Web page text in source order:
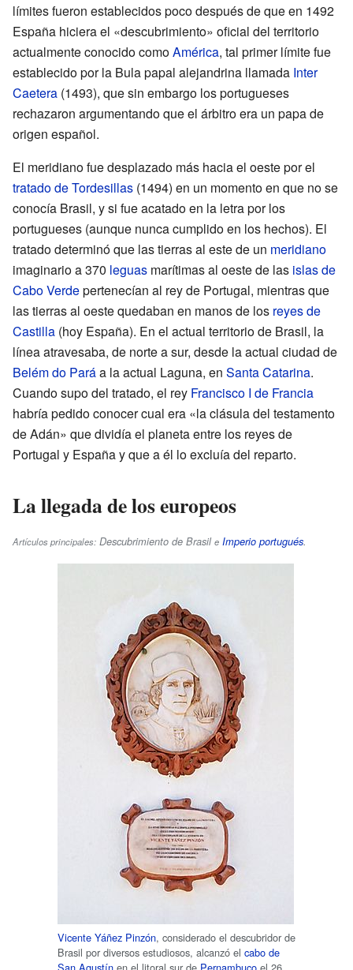
límites fueron establecidos poco después de que en 1492
España hiciera el «descubrimiento» oficial del territorio
actualmente conocido comoAmérica, tal primer límite fue
establecido por la Bula papal alejandrina llamada Inter
Caetera (1493), que sin embargo los portugueses
rechazaron argumentando que el árbitro era un papa de
origen español.
El meridiano fue desplazado más hacia el oeste por el
tratado de Tordesillas (1494) en un momento en que no se
conocía Brasil, y si fue acatado en la letra por los
portugueses (aunque nunca cumplido en los hechos). El
tratado determinó que las tierras al este de un meridiano
imaginario a 370 leguas marítimas al oeste de las islas de
Cabo Verdepertenecían al rey de Portugal, mientras que
las tierras al oeste quedaban en manos de los reyes de
Castilla (hoy España). En el actual territorio de Brasil, la
línea atravesaba, de norte a sur, desde la actual ciudad de
Belém do Paráa la actual Laguna, en Santa Catarina.
Cuando supo del tratado, el rey Francisco I de Francia
habría pedido conocer cual era «la clásula del testamento
de Adán» que dividía el planeta entre los reyes de
Portugal y España y que a él lo excluía del reparto.
La llegada de los europeos
Artículos principales: Descubrimiento de Brasil e Imperio portugués.
Vicente Yáñez Pinzón, considerado el descubridor de
Brasil por diversos estudiosos, alcanzó el cabo de
San Agustín en el litoral sur de Pernambuco el 26